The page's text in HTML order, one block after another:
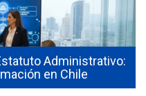
Administrativo:
en Chile